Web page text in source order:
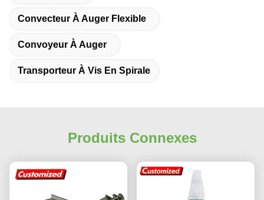
Convecteur À Auger Flexible
Convoyeur À Auger
Transporteur À Vis En Spirale
Produits Connexes